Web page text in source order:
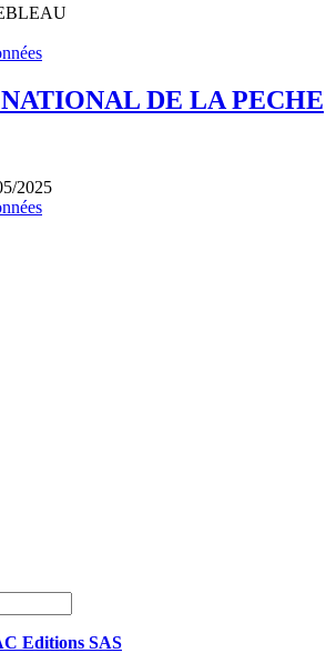
DE LA PECHE
2025
Editions SAS